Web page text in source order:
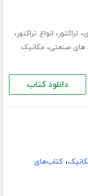
، تراکتور، انواع تراکتور،
های صنعتی، مکانیک
دانلود کتاب
،کتاب‌های